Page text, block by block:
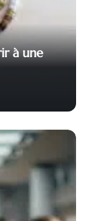
à une